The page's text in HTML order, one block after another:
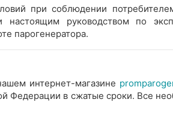
при соблюдении
настоящим руководством по
парогенератора.
интернет-магазине
Федерации в сжатые сроки. Все